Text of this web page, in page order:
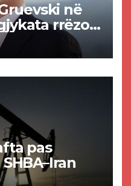
në
rrëzon
e
së
pas